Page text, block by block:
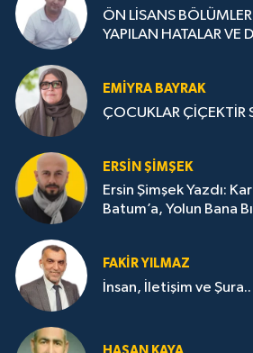
ÖN LİSANS
YAPILAN HATALAR VE
EMIYRA BAYRAK
ÇOCUKLAR ÇİÇEKTİR
ERSIN ŞIMŞEK
Ersin Şimşek Yazdı:
Batum’a, Yolun Bana
FAKIR YILMAZ
İnsan, İletişim ve Şura..